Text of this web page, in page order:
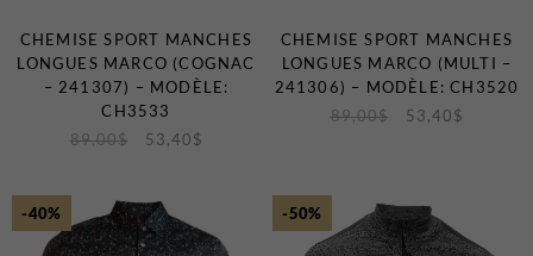
CHEMISE SPORT MANCHES
LONGUES MARCO (COGNAC
– 241307) – MODÈLE:
CH3533
89,00$ 53,40 $
CHEMISE SPORT MANCHES
LONGUES MARCO (MULTI –
241306) – MODÈLE: CH3520
89,00$ 53,40 $
-40% -50%